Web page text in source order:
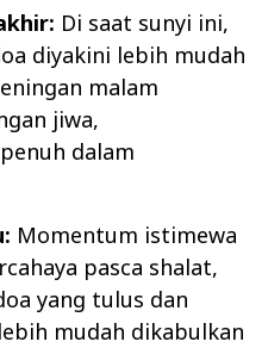
Di saat sunyi ini,
diyakini lebih mudah
malam
jiwa,
dalam
Momentum istimewa
pasca shalat,
yang tulus dan
mudah dikabulkan